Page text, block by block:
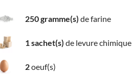
250 gramme(s) de farine
1 sachet(s) de levure chimique
2oeuf(s)